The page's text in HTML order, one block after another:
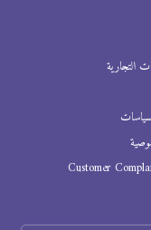
التجارية
Customer